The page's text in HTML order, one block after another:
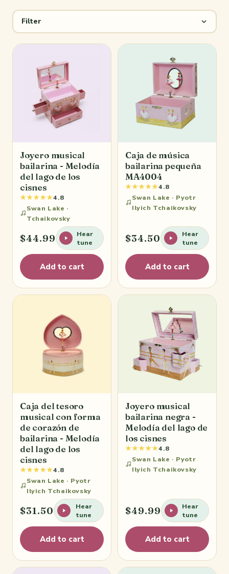
Filter
Joyero musical
bailarina - Melodía
del lago de los
cisnes
★★★★★4.8
Swan Lake ·
Tchaikovsky
$44.99
Hear
tune
Add to cart
Caja de música
bailarina pequeña
MA4004
★★★★★4.8
Swan Lake · Pyotr
Ilyich Tchaikovsky
$34.50
Hear
tune
Add to cart
Caja del tesoro
musical con forma
de corazón de
bailarina - Melodía
del lago de los
cisnes
★★★★★4.8
Swan Lake · Pyotr
Ilyich Tchaikovsky
$31.50
Hear
tune
Add to cart
Joyero musical
bailarina negra -
Melodía del lago de
los cisnes
★★★★★4.8
Swan Lake · Pyotr
Ilyich Tchaikovsky
$49.99
Hear
tune
Add to cart